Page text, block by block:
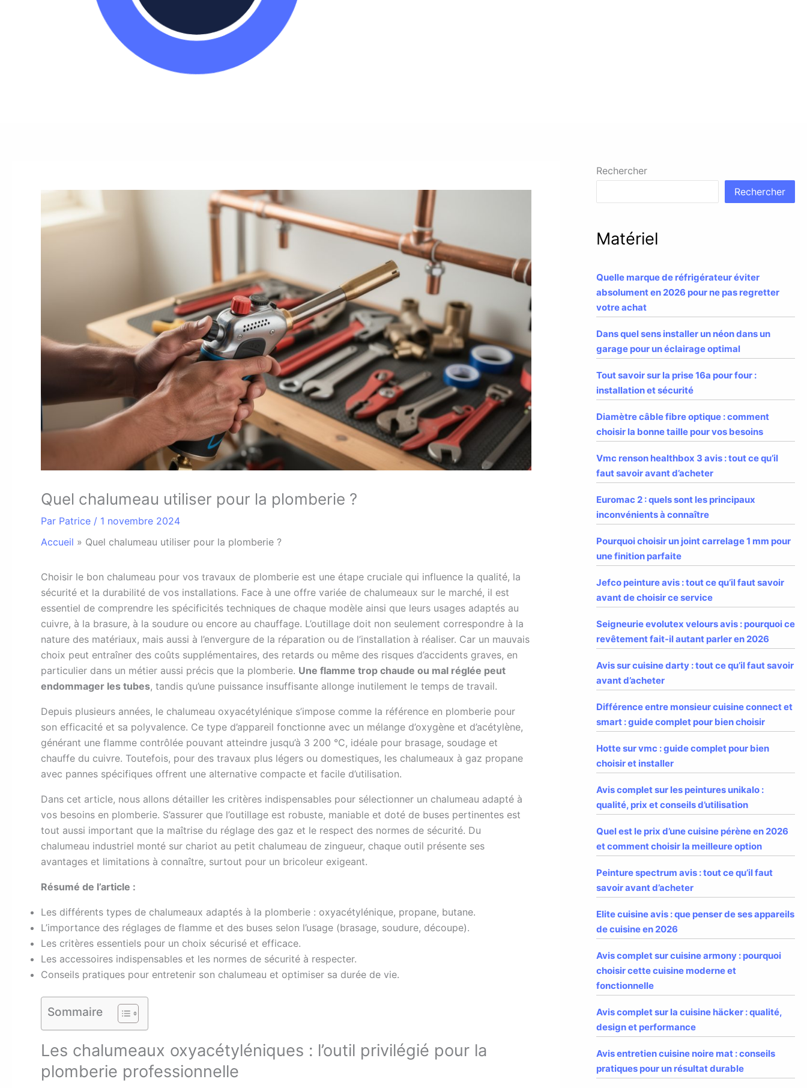
Quel chalumeau utiliser pour la plomberie ?
Par Patrice / 1 novembre 2024
Accueil » Quel chalumeau utiliser pour la plomberie ?
Choisir le bon chalumeau pour vos travaux de plomberie est une étape cruciale qui influence la qualité, la
sécurité et la durabilité de vos installations. Face à une offre variée de chalumeaux sur le marché, il est
essentiel de comprendre les spécificités techniques de chaque modèle ainsi que leurs usages adaptés au
cuivre, à la brasure, à la soudure ou encore au chauffage. L’outillage doit non seulement correspondre à la
nature des matériaux, mais aussi à l’envergure de la réparation ou de l’installation à réaliser. Car un mauvais
choix peut entraîner des coûts supplémentaires, des retards ou même des risques d’accidents graves, en
particulier dans un métier aussi précis que la plomberie. Une flamme trop chaude ou mal réglée peut
endommager les tubes, tandis qu’une puissance insuffisante allonge inutilement le temps de travail.
Depuis plusieurs années, le chalumeau oxyacétylénique s’impose comme la référence en plomberie pour
son efficacité et sa polyvalence. Ce type d’appareil fonctionne avec un mélange d’oxygène et d’acétylène,
générant une flamme contrôlée pouvant atteindre jusqu’à 3 200 °C, idéale pour brasage, soudage et
chauffe du cuivre. Toutefois, pour des travaux plus légers ou domestiques, les chalumeaux à gaz propane
avec pannes spécifiques offrent une alternative compacte et facile d’utilisation.
Dans cet article, nous allons détailler les critères indispensables pour sélectionner un chalumeau adapté à
vos besoins en plomberie. S’assurer que l’outillage est robuste, maniable et doté de buses pertinentes est
tout aussi important que la maîtrise du réglage des gaz et le respect des normes de sécurité. Du
chalumeau industriel monté sur chariot au petit chalumeau de zingueur, chaque outil présente ses
avantages et limitations à connaître, surtout pour un bricoleur exigeant.
Résumé de l’article :
Les différents types de chalumeaux adaptés à la plomberie : oxyacétylénique, propane, butane.
L’importance des réglages de flamme et des buses selon l’usage (brasage, soudure, découpe).
Les critères essentiels pour un choix sécurisé et efficace.
Les accessoires indispensables et les normes de sécurité à respecter.
Conseils pratiques pour entretenir son chalumeau et optimiser sa durée de vie.
Sommaire
Les chalumeaux oxyacétyléniques : l’outil privilégié pour la
plomberie professionnelle
Rechercher
Rechercher
Matériel
Quelle marque de réfrigérateur éviter
absolument en 2026 pour ne pas regretter
votre achat
Dans quel sens installer un néon dans un
garage pour un éclairage optimal
Tout savoir sur la prise 16a pour four :
installation et sécurité
Diamètre câble fibre optique : comment
choisir la bonne taille pour vos besoins
Vmc renson healthbox 3 avis : tout ce qu’il
faut savoir avant d’acheter
Euromac 2 : quels sont les principaux
inconvénients à connaître
Pourquoi choisir un joint carrelage 1 mm pour
une finition parfaite
Jefco peinture avis : tout ce qu’il faut savoir
avant de choisir ce service
Seigneurie evolutex velours avis : pourquoi ce
revêtement fait-il autant parler en 2026
Avis sur cuisine darty : tout ce qu’il faut savoir
avant d’acheter
Différence entre monsieur cuisine connect et
smart : guide complet pour bien choisir
Hotte sur vmc : guide complet pour bien
choisir et installer
Avis complet sur les peintures unikalo :
qualité, prix et conseils d’utilisation
Quel est le prix d’une cuisine pérène en 2026
et comment choisir la meilleure option
Peinture spectrum avis : tout ce qu’il faut
savoir avant d’acheter
Elite cuisine avis : que penser de ses appareils
de cuisine en 2026
Avis complet sur cuisine armony : pourquoi
choisir cette cuisine moderne et
fonctionnelle
Avis complet sur la cuisine häcker : qualité,
design et performance
Avis entretien cuisine noire mat : conseils
pratiques pour un résultat durable